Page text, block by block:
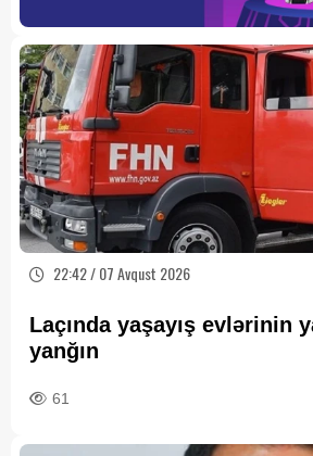
22:42 / 07 Avqust 2026
Laçında yaşayış evlərinin
yanğın
61